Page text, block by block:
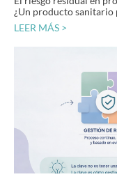
¿Un producto sanitario
LEER MÁS >